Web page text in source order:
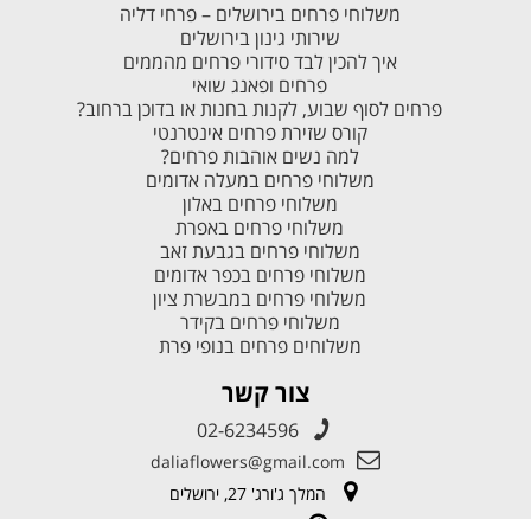
משלוחי פרחים בירושלים – פרחי דליה
שירותי גינון בירושלים
איך להכין לבד סידורי פרחים מהממים
פרחים ופאנג שואי
פרחים לסוף שבוע, לקנות בחנות או בדוכן ברחוב?
קורס שזירת פרחים אינטרנטי
למה נשים אוהבות פרחים?
משלוחי פרחים במעלה אדומים
משלוחי פרחים באלון
משלוחי פרחים באפרת
משלוחי פרחים בגבעת זאב
משלוחי פרחים בכפר אדומים
משלוחי פרחים במבשרת ציון
משלוחי פרחים בקידר
משלוחים פרחים בנופי פרת
צור קשר
02-6234596
daliaflowers@gmail.com
המלך ג'ורג' 27, ירושלים